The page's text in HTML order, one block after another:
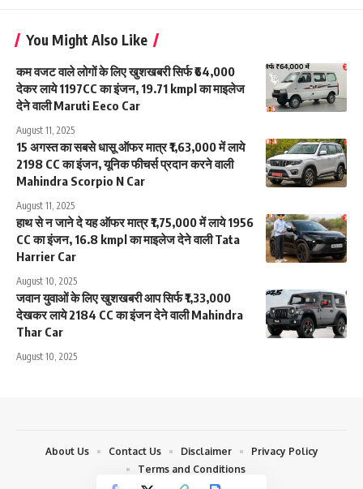
You Might Also Like
कम वजट वाले लोगों के लिए खुशखबरी सिर्फ ₹64,000
देकर लाये 1197CC का इंजन, 19.71 kmpl का माइलेज
देने वाली Maruti Eeco Car
August 11, 2025
15 अगस्त का सबसे धासू ऑफर मात्र ₹1,63,000 में लाये
2198 CC का इंजन, यूनिक फीचर्स प्रदान करने वाली
Mahindra Scorpio N Car
August 11, 2025
हाथ से न जाने दे यह ऑफर मात्र ₹1,75,000 में लाये 1956
CC का इंजन, 16.8 kmpl का माइलेज देने वाली Tata
Harrier Car
August 10, 2025
जवान युवाओं के लिए खुशखबरी आप सिर्फ ₹1,33,000
देखकर लाये 2184 CC का इंजन देने वाली Mahindra
Thar Car
August 10, 2025
About Us Contact Us Disclaimer
Privacy Policy
Terms and Conditions